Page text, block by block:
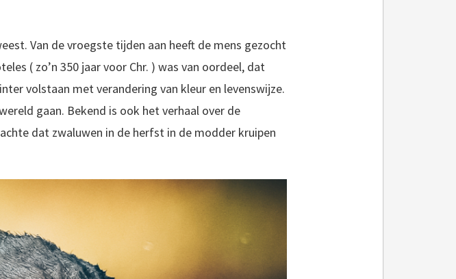
Van de vroegste tijden aan heeft de mens gezocht
( zo’n 350 jaar voor Chr. ) was van oordeel, dat
volstaan met verandering van kleur en levenswijze.
gaan. Bekend is ook het verhaal over de
dat zwaluwen in de herfst in de modder kruipen